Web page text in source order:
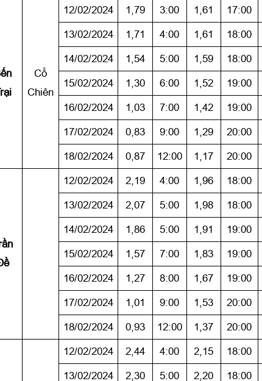
Cổ
Chiên
12/02/2024 1,79 3:00 1,61 17:00
13/02/2024
1,71 4:00 1,61 18:00
14/02/2024
1,54 5:00 1,59 18:00
15/02/2024
1,30 6:00 1,52 19:00
16/02/2024
1,03 7:00 1,42 19:00
17/02/2024
0,83 9:00 1,29 20:00
18/02/2024
0,87 12:00 1,17 20:00
12/02/2024 2,19 4:00 1,96 18:00
13/02/2024
2,07 5:00 1,98 18:00
14/02/2024
1,86 5:00 1,91 19:00
15/02/2024
1,57 7:00 1,83 19:00
16/02/2024
1,27 8:00 1,67 19:00
17/02/2024
1,01 9:00 1,53 20:00
18/02/2024
0,93 12:00 1,37 20:00
12/02/2024
2,44 4:00 2,15 18:00
13/02/2024
2,30 5:00 2,20 18:00